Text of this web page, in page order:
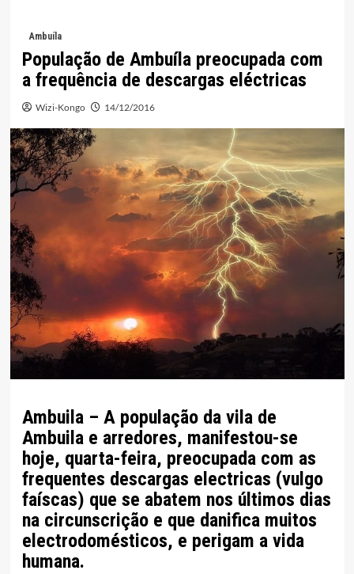
Ambuíla
População de Ambuíla preocupada com
a frequência de descargas eléctricas
Wizi-Kongo 14/12/2016
Ambuila – A população da vila de
Ambuila e arredores, manifestou-se
hoje, quarta-feira, preocupada com as
frequentes descargas electricas (vulgo
faíscas) que se abatem nos últimos dias
na circunscrição e que danifica muitos
electrodomésticos, e perigam a vida
humana.